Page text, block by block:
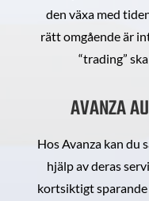
den växa med
rätt omgående är
“trading”
AVANZA
Hos Avanza kan du
hjälp av deras
kortsiktigt